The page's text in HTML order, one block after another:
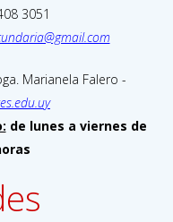
3051
Marianela Falero -
de lunes a viernes de